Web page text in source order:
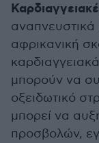
αφρικανική
μπορούν να
οξειδωτικό
μπορεί να
προσβολών,